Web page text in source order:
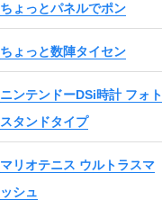
ちょっとパネルでポン
ちょっと数陣タイセン
ニンテンドーDSi時計 フォト
スタンドタイプ
マリオテニス ウルトラスマ
ッシュ